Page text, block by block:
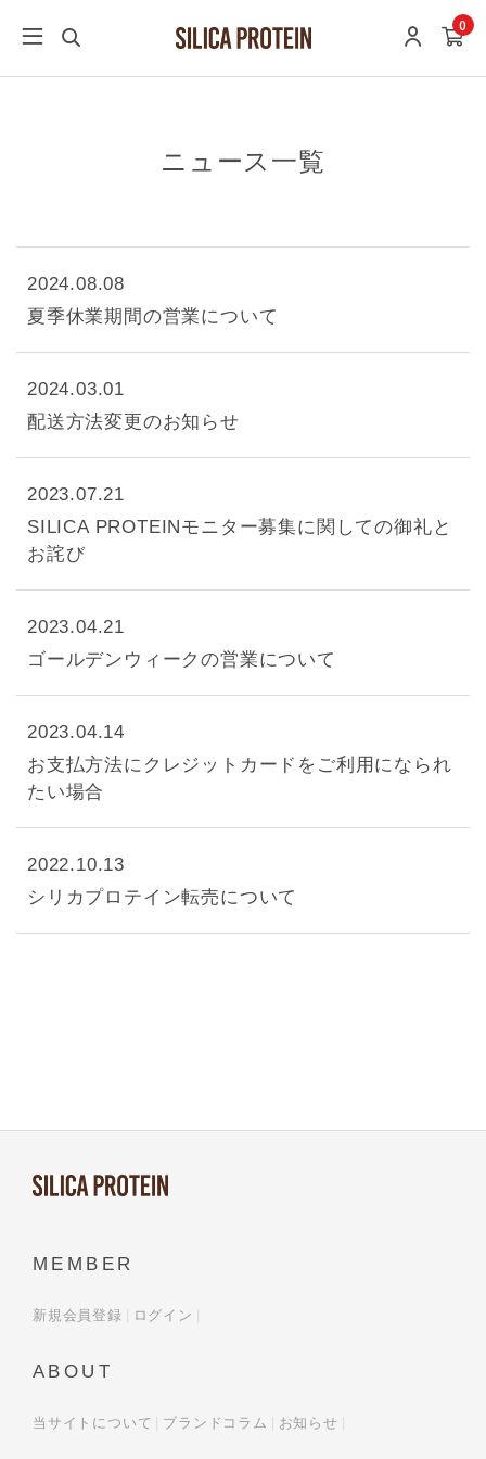
0
ニュース一覧
2024.08.08
夏季休業期間の営業について
2024.03.01
配送方法変更のお知らせ
2023.07.21
SILICA PROTEINモニター募集に関しての御礼と
お詫び
2023.04.21
ゴールデンウィークの営業について
2023.04.14
お支払方法にクレジットカードをご利用になられ
たい場合
2022.10.13
シリカプロテイン転売について
MEMBER
新規会員登録 ログイン
ABOUT
当サイトについて ブランドコラム お知らせ